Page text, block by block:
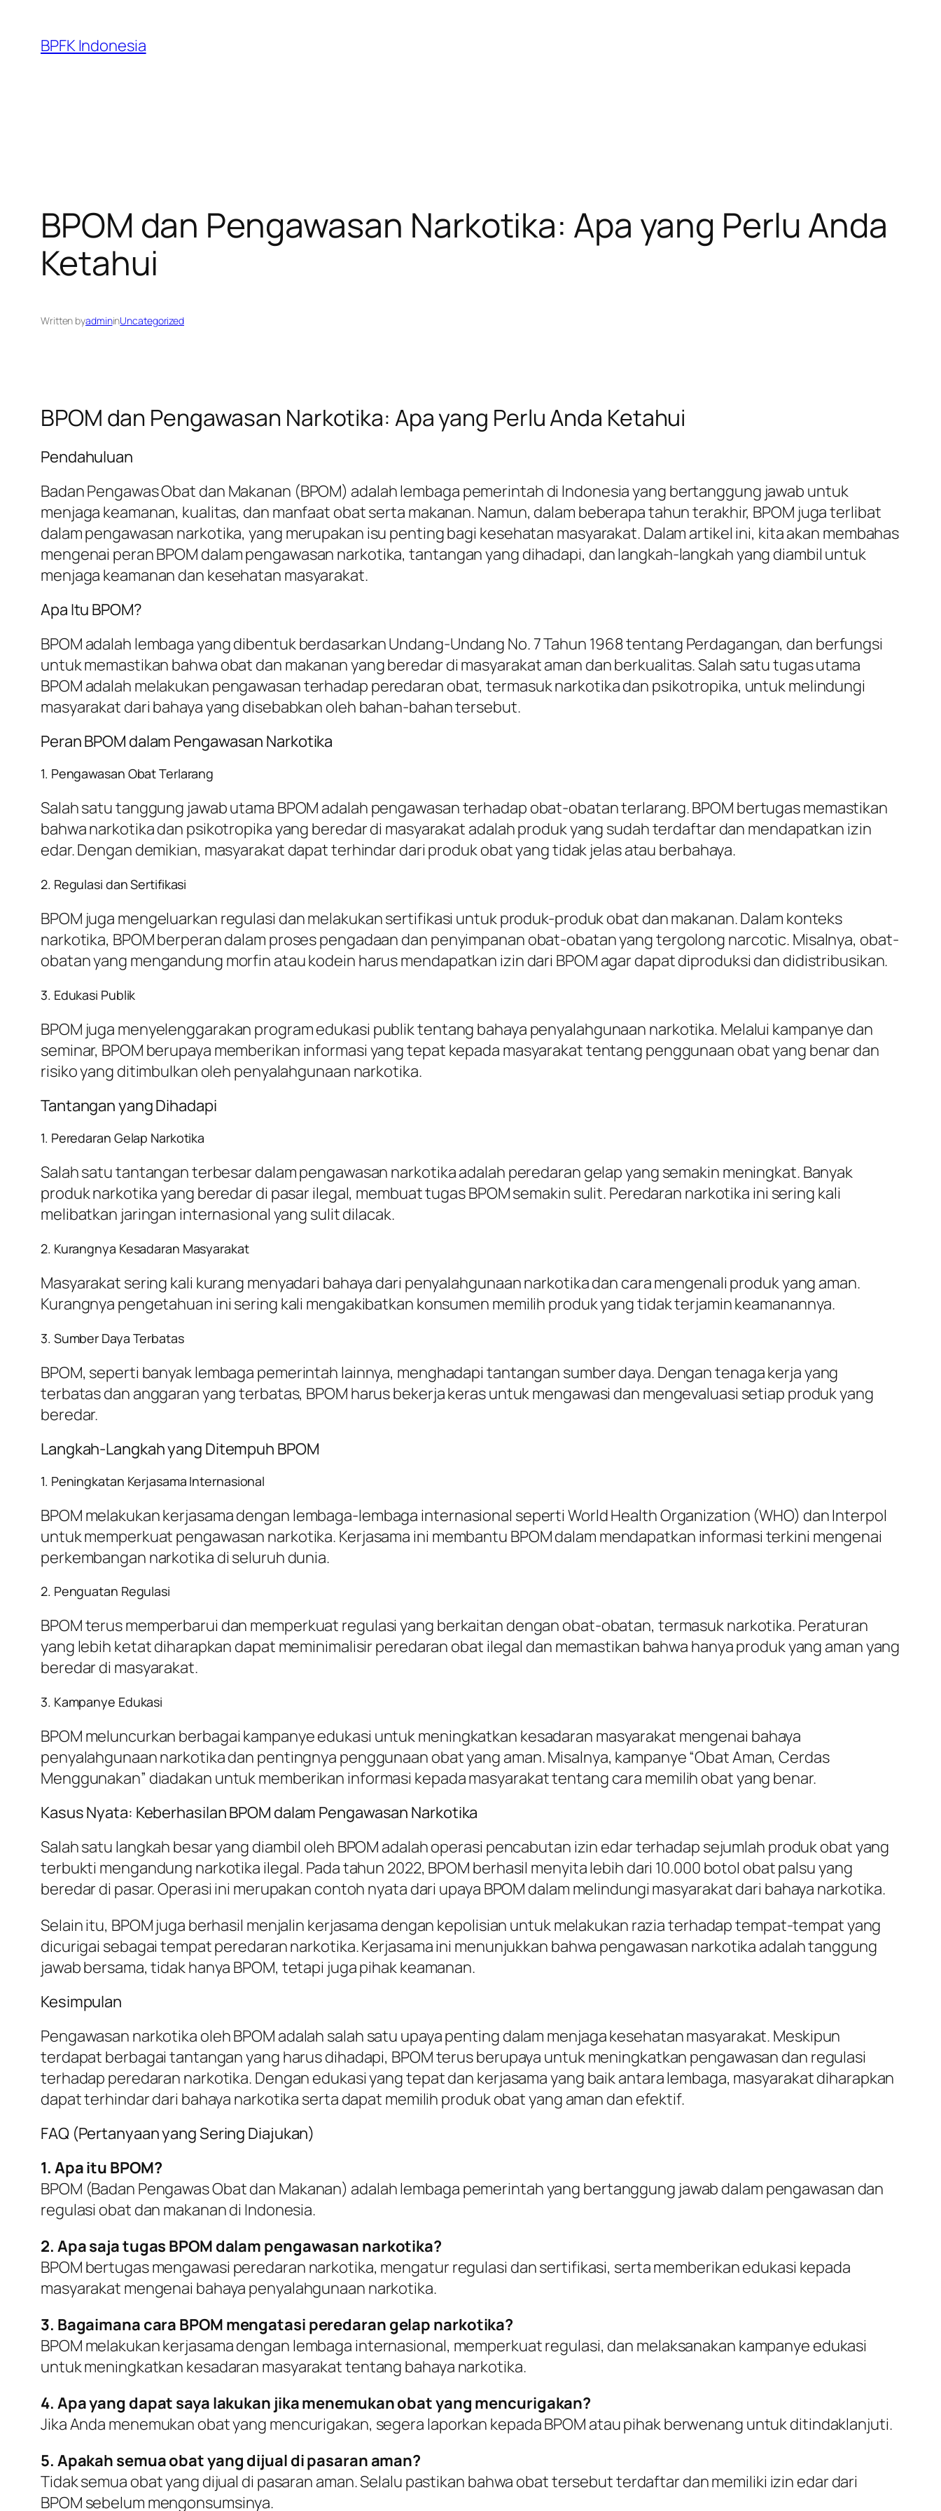
content
BPFK Indonesia
BPOM dan Pengawasan Narkotika: Apa yang Perlu Anda
Ketahui
Written byadmininUncategorized
BPOM dan Pengawasan Narkotika: Apa yang Perlu Anda Ketahui
Pendahuluan
Badan Pengawas Obat dan Makanan (BPOM) adalah lembaga pemerintah di Indonesia yang bertanggung jawab untuk
menjaga keamanan, kualitas, dan manfaat obat serta makanan. Namun, dalam beberapa tahun terakhir, BPOM juga terlibat
dalam pengawasan narkotika, yang merupakan isu penting bagi kesehatan masyarakat. Dalam artikel ini, kita akan membahas
mengenai peran BPOM dalam pengawasan narkotika, tantangan yang dihadapi, dan langkah-langkah yang diambil untuk
menjaga keamanan dan kesehatan masyarakat.
Apa Itu BPOM?
BPOM adalah lembaga yang dibentuk berdasarkan Undang-Undang No. 7 Tahun 1968 tentang Perdagangan, dan berfungsi
untuk memastikan bahwa obat dan makanan yang beredar di masyarakat aman dan berkualitas. Salah satu tugas utama
BPOM adalah melakukan pengawasan terhadap peredaran obat, termasuk narkotika dan psikotropika, untuk melindungi
masyarakat dari bahaya yang disebabkan oleh bahan-bahan tersebut.
Peran BPOM dalam Pengawasan Narkotika
1. Pengawasan Obat Terlarang
Salah satu tanggung jawab utama BPOM adalah pengawasan terhadap obat-obatan terlarang. BPOM bertugas memastikan
bahwa narkotika dan psikotropika yang beredar di masyarakat adalah produk yang sudah terdaftar dan mendapatkan izin
edar. Dengan demikian, masyarakat dapat terhindar dari produk obat yang tidak jelas atau berbahaya.
2. Regulasi dan Sertifikasi
BPOM juga mengeluarkan regulasi dan melakukan sertifikasi untuk produk-produk obat dan makanan. Dalam konteks
narkotika, BPOM berperan dalam proses pengadaan dan penyimpanan obat-obatan yang tergolong narcotic. Misalnya, obat-
obatan yang mengandung morfin atau kodein harus mendapatkan izin dari BPOM agar dapat diproduksi dan didistribusikan.
3. Edukasi Publik
BPOM juga menyelenggarakan program edukasi publik tentang bahaya penyalahgunaan narkotika. Melalui kampanye dan
seminar, BPOM berupaya memberikan informasi yang tepat kepada masyarakat tentang penggunaan obat yang benar dan
risiko yang ditimbulkan oleh penyalahgunaan narkotika.
Tantangan yang Dihadapi
1. Peredaran Gelap Narkotika
Salah satu tantangan terbesar dalam pengawasan narkotika adalah peredaran gelap yang semakin meningkat. Banyak
produk narkotika yang beredar di pasar ilegal, membuat tugas BPOM semakin sulit. Peredaran narkotika ini sering kali
melibatkan jaringan internasional yang sulit dilacak.
2. Kurangnya Kesadaran Masyarakat
Masyarakat sering kali kurang menyadari bahaya dari penyalahgunaan narkotika dan cara mengenali produk yang aman.
Kurangnya pengetahuan ini sering kali mengakibatkan konsumen memilih produk yang tidak terjamin keamanannya.
3. Sumber Daya Terbatas
BPOM, seperti banyak lembaga pemerintah lainnya, menghadapi tantangan sumber daya. Dengan tenaga kerja yang
terbatas dan anggaran yang terbatas, BPOM harus bekerja keras untuk mengawasi dan mengevaluasi setiap produk yang
beredar.
Langkah-Langkah yang Ditempuh BPOM
1. Peningkatan Kerjasama Internasional
BPOM melakukan kerjasama dengan lembaga-lembaga internasional seperti World Health Organization (WHO) dan Interpol
untuk memperkuat pengawasan narkotika. Kerjasama ini membantu BPOM dalam mendapatkan informasi terkini mengenai
perkembangan narkotika di seluruh dunia.
2. Penguatan Regulasi
BPOM terus memperbarui dan memperkuat regulasi yang berkaitan dengan obat-obatan, termasuk narkotika. Peraturan
yang lebih ketat diharapkan dapat meminimalisir peredaran obat ilegal dan memastikan bahwa hanya produk yang aman yang
beredar di masyarakat.
3. Kampanye Edukasi
BPOM meluncurkan berbagai kampanye edukasi untuk meningkatkan kesadaran masyarakat mengenai bahaya
penyalahgunaan narkotika dan pentingnya penggunaan obat yang aman. Misalnya, kampanye “Obat Aman, Cerdas
Menggunakan” diadakan untuk memberikan informasi kepada masyarakat tentang cara memilih obat yang benar.
Kasus Nyata: Keberhasilan BPOM dalam Pengawasan Narkotika
Salah satu langkah besar yang diambil oleh BPOM adalah operasi pencabutan izin edar terhadap sejumlah produk obat yang
terbukti mengandung narkotika ilegal. Pada tahun 2022, BPOM berhasil menyita lebih dari 10.000 botol obat palsu yang
beredar di pasar. Operasi ini merupakan contoh nyata dari upaya BPOM dalam melindungi masyarakat dari bahaya narkotika.
Selain itu, BPOM juga berhasil menjalin kerjasama dengan kepolisian untuk melakukan razia terhadap tempat-tempat yang
dicurigai sebagai tempat peredaran narkotika. Kerjasama ini menunjukkan bahwa pengawasan narkotika adalah tanggung
jawab bersama, tidak hanya BPOM, tetapi juga pihak keamanan.
Kesimpulan
Pengawasan narkotika oleh BPOM adalah salah satu upaya penting dalam menjaga kesehatan masyarakat. Meskipun
terdapat berbagai tantangan yang harus dihadapi, BPOM terus berupaya untuk meningkatkan pengawasan dan regulasi
terhadap peredaran narkotika. Dengan edukasi yang tepat dan kerjasama yang baik antara lembaga, masyarakat diharapkan
dapat terhindar dari bahaya narkotika serta dapat memilih produk obat yang aman dan efektif.
FAQ (Pertanyaan yang Sering Diajukan)
1. Apa itu BPOM?
BPOM (Badan Pengawas Obat dan Makanan) adalah lembaga pemerintah yang bertanggung jawab dalam pengawasan dan
regulasi obat dan makanan di Indonesia.
2. Apa saja tugas BPOM dalam pengawasan narkotika?
BPOM bertugas mengawasi peredaran narkotika, mengatur regulasi dan sertifikasi, serta memberikan edukasi kepada
masyarakat mengenai bahaya penyalahgunaan narkotika.
3. Bagaimana cara BPOM mengatasi peredaran gelap narkotika?
BPOM melakukan kerjasama dengan lembaga internasional, memperkuat regulasi, dan melaksanakan kampanye edukasi
untuk meningkatkan kesadaran masyarakat tentang bahaya narkotika.
4. Apa yang dapat saya lakukan jika menemukan obat yang mencurigakan?
Jika Anda menemukan obat yang mencurigakan, segera laporkan kepada BPOM atau pihak berwenang untuk ditindaklanjuti.
5. Apakah semua obat yang dijual di pasaran aman?
Tidak semua obat yang dijual di pasaran aman. Selalu pastikan bahwa obat tersebut terdaftar dan memiliki izin edar dari
BPOM sebelum mengonsumsinya.